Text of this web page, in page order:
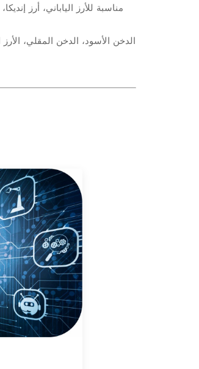
مناسبة للأرز الياباني، أرز
الدخن الأسود، الدخن المقلي، الأرز